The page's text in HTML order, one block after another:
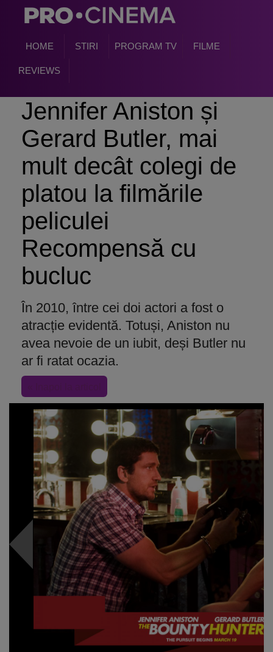
HOME STIRI PROGRAM TV FILME
REVIEWS
Jennifer Aniston și
Gerard Butler, mai
mult decât colegi de
platou la filmările
peliculei
Recompensă cu
bucluc
În 2010, între cei doi actori a fost o
atracție evidentă. Totuși, Aniston nu
avea nevoie de un iubit, deși Butler nu
ar fi ratat ocazia.